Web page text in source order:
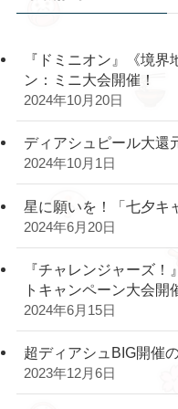
『ドミニオン』《境
ン：ミニ大会開催！
2024年10月20日
ディアシュピール大還
2024年10月1日
星に願いを！「七夕キ
2024年6月20日
『チャレンジャーズ
トキャンペーン大会開
2024年6月15日
超ディアシュBIG開催
2023年12月6日